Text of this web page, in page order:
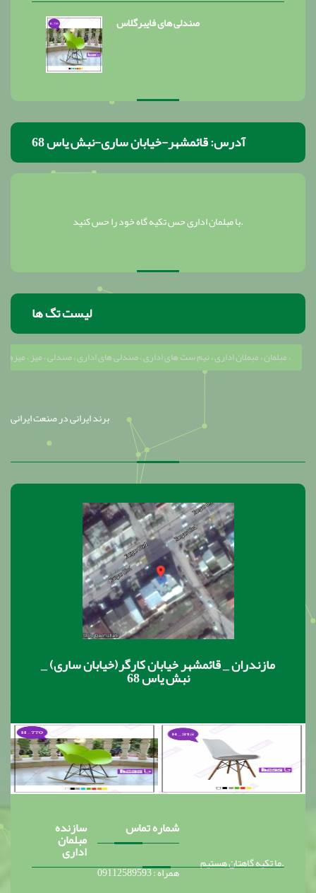
صندلی های فایبرگلاس
آدرس: قائمشهر-خیابان ساری-نبش یاس 68
با مبلمان اداری حس تکیه گاه خود را حس کنید.
لیست تگ ها
مبلمان ، مبملان اداری ، نیم ست های اداری ، صندلی های اداری ، صندلی ، میز ، میزهای مدیریتی ، سالن کنفرانس ، کارمندی ، کتابخانه ، پاروان ، صندلی اپن ، کابینت ، کابینت آشپزخامه ، میز تحریر ، صندلی های مدیریتی ، صندلی های ثابت ، صندلی های کارمندی ، تاب راحتی ، تاب ، مبل ، جلو مبلی ،
برند ایرانی در صنعت ایرانی
مازندران _ قائمشهر خیابان کارگر(خیابان ساری) _
نبش یاس 68
ما تکیه گاهتان هستیم.
شماره تماس
همراه : 09112589593
سازنده
مبلمان
اداری